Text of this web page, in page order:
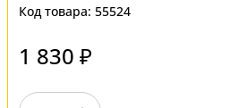
Код товара: 55524
1 830 ₽